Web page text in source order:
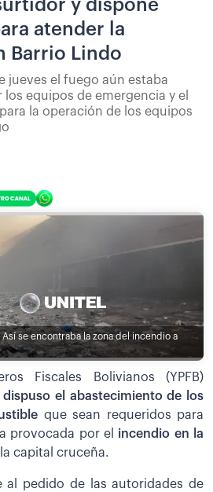
y dispone
atender la
Barrio Lindo
jueves el fuego aún estaba
equipos de emergencia y el
la operación de los equipos
se encontraba la zona del incendio a
Fiscales Bolivianos (YPFB)
el abastecimiento de los
que sean requeridos para
provocada por el
incendio en la
capital cruceña.
al pedido de las autoridades de